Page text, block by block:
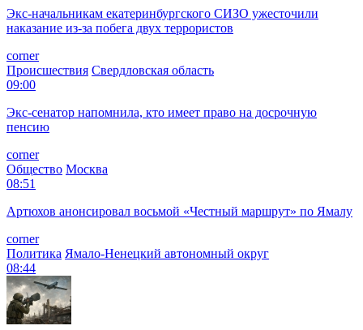
Экс-начальникам екатеринбургского СИЗО ужесточили
наказание из-за побега двух террористов
corner
Происшествия Свердловская область
09:00
Экс-сенатор напомнила, кто имеет право на досрочную
пенсию
corner
Общество Москва
08:51
Артюхов анонсировал восьмой «Честный маршрут» по Ямалу
corner
Политика Ямало-Ненецкий автономный округ
08:44